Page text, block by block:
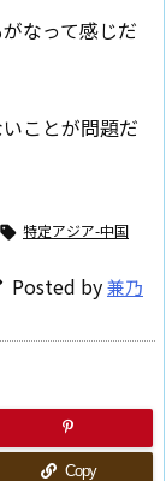
なって感じだ
ことが問題だ
 特定アジア-中国
Posted by兼乃
Copy